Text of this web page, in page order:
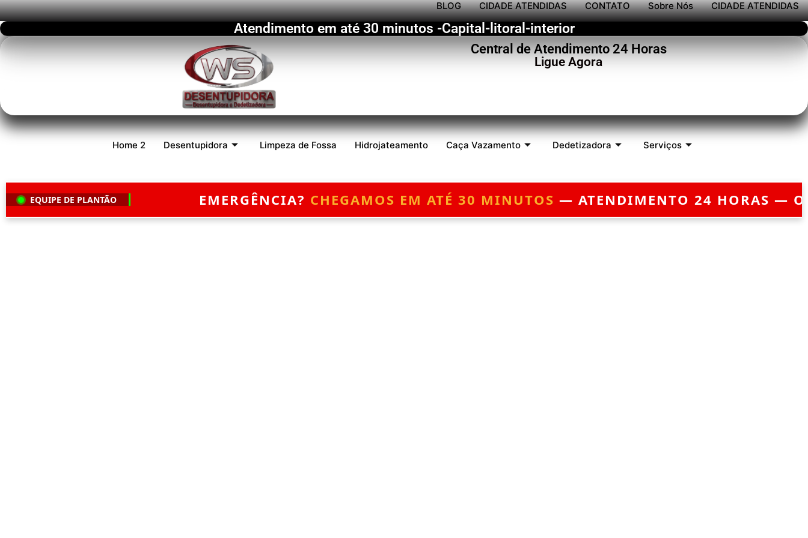
BLOG CIDADE ATENDIDAS CONTATO Sobre Nós CIDADE ATENDIDAS
Atendimento em até 30 minutos -Capital-litoral-interior
Central de Atendimento 24 Horas
Ligue Agora
Home 2 Desentupidora Limpeza de Fossa Hidrojateamento Caça Vazamento Dedetizadora Serviços
EQUIPE DE PLANTÃO EMERGÊNCIA?CHEGAMOS EM ATÉ 30 MINUTOS— ATENDIMENTO 24 HORAS —